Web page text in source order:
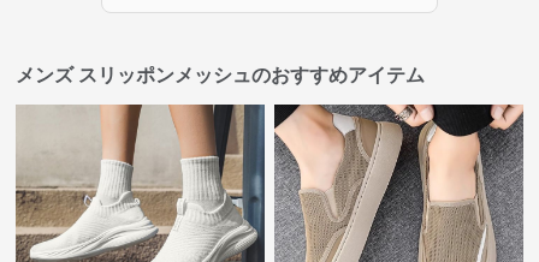
メンズ スリッポンメッシュのおすすめアイテム